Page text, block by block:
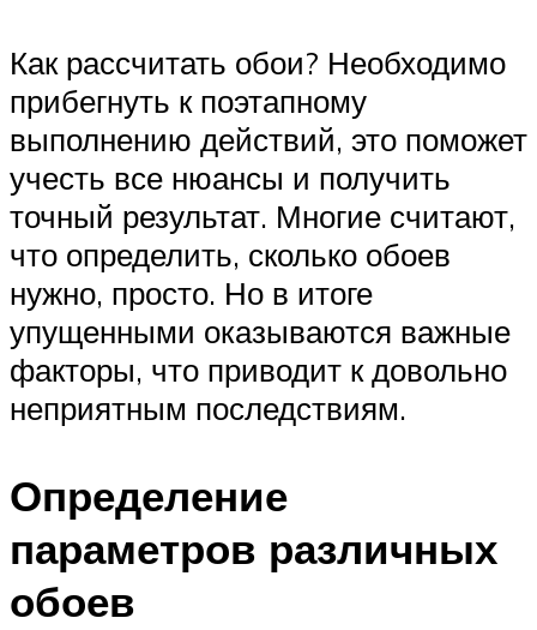
Как рассчитать обои? Необходимо
прибегнуть к поэтапному
выполнению действий, это поможет
учесть все нюансы и получить
точный результат. Многие считают,
что определить, сколько обоев
нужно, просто. Но в итоге
упущенными оказываются важные
факторы, что приводит к довольно
неприятным последствиям.
Определение
параметров различных
обоев